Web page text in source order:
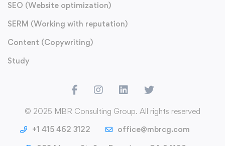
SEO (Website optimization)
SERM (Working with reputation)
Content (Copywriting)
Study
© 2025 MBR Consulting Group. All rights reserved
+1 415 462 3122
office@mbrcg.com